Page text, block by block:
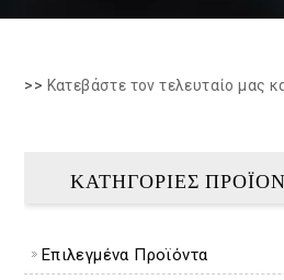
>> Κατεβάστε τον τελευταίο μας
ΚΑΤΗΓΟΡΊΕΣ
Επιλεγμένα Προϊόντα